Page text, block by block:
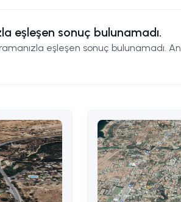
eşleşen sonuç bulunamadı.
eşleşen sonuç bulunamadı.